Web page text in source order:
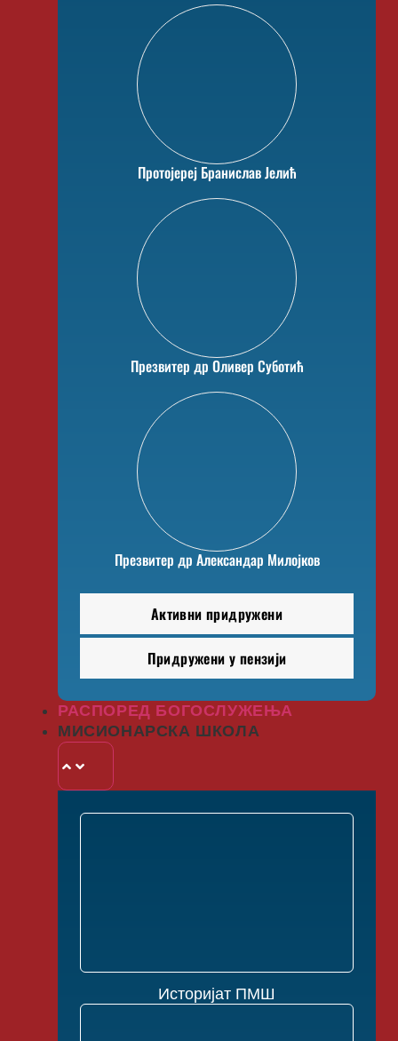
Активни придружени
Придружени у пензији
Протојереј Бранислав Јелић
Презвитер др Оливер Суботић
Презвитер др Александар Милојков
РАСПОРЕД БОГОСЛУЖЕЊА
МИСИОНАРСКА ШКОЛА
Историјат ПМШ